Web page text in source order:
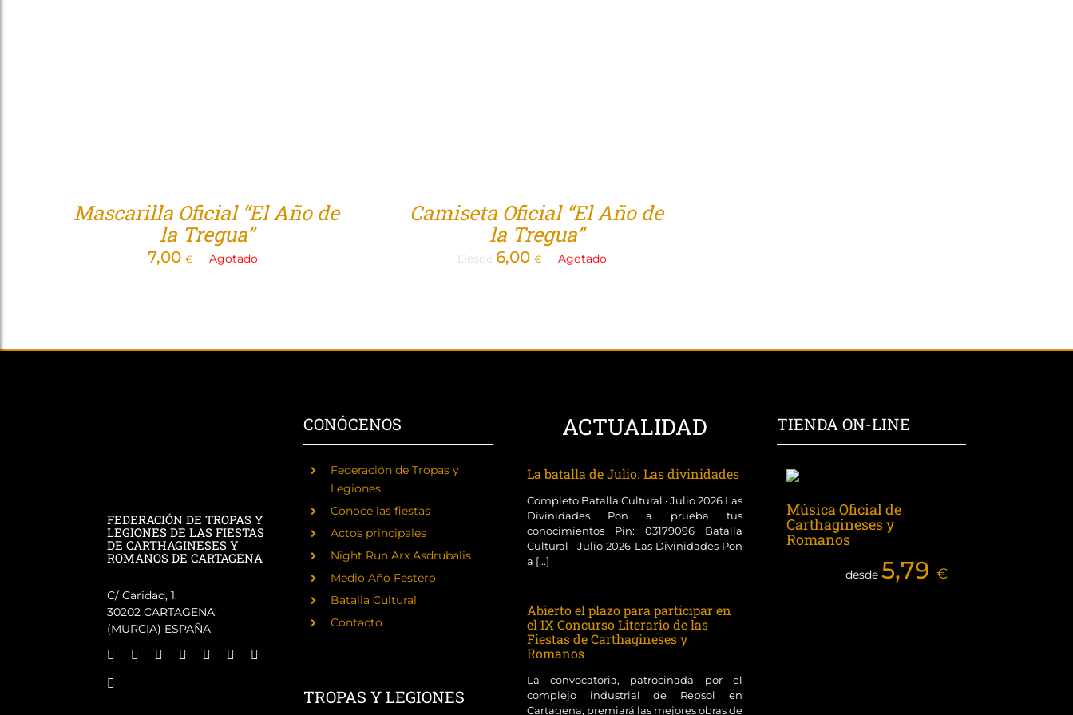
Mascarilla Oficial “El Año de
la Tregua”
7,00 € Agotado
Camiseta Oficial “El Año de
la Tregua”
Desde 6,00€ Agotado
FEDERACIÓN DE TROPAS Y
LEGIONES DE LAS FIESTAS
DE CARTHAGINESES Y
ROMANOS DE CARTAGENA
C/ Caridad, 1.
30202 CARTAGENA.
(MURCIA) ESPAÑA
CONÓCENOS
Federación de Tropas y
Legiones
Conoce las fiestas
Actos principales
Night Run Arx Asdrubalis
Medio Año Festero
Batalla Cultural
Contacto
TROPAS Y LEGIONES
ACTUALIDAD
La batalla de Julio. Las divinidades
Completo Batalla Cultural · Julio 2026 Las
Divinidades Pon a prueba tus
conocimientos Pin: 03179096 Batalla
Cultural · Julio 2026 Las Divinidades Pon
a [...]
Abierto el plazo para participar en
el IX Concurso Literario de las
Fiestas de Carthagineses y
Romanos
La convocatoria, patrocinada por el
complejo industrial de Repsol en
Cartagena, premiará las mejores obras de
TIENDA ON-LINE
Música Oficial de
Carthagineses y
Romanos
desde5,79€